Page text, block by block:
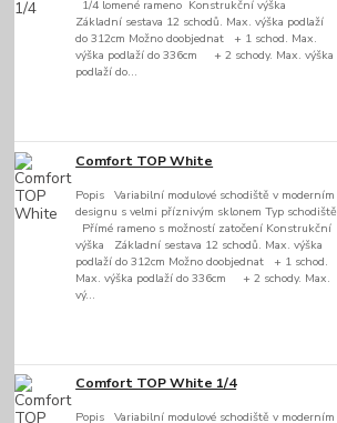
1/4 lomené rameno Konstrukční výška
Základní sestava 12 schodů. Max. výška podlaží
do 312cm Možno doobjednat + 1 schod. Max.
výška podlaží do 336cm + 2 schody. Max. výška
podlaží do...
Comfort TOP White
Popis Variabilní modulové schodiště v moderním
designu s velmi příznivým sklonem Typ schodiště
Přímé rameno s možností zatočení Konstrukční
výška Základní sestava 12 schodů. Max. výška
podlaží do 312cm Možno doobjednat + 1 schod.
Max. výška podlaží do 336cm + 2 schody. Max.
vý...
Comfort TOP White 1/4
Popis Variabilní modulové schodiště v moderním